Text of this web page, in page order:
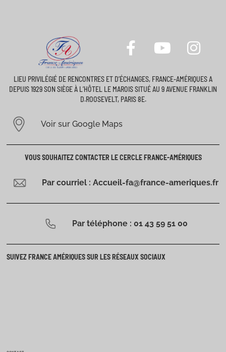
LIEU PRIVILÉGIÉ DE RENCONTRES ET D’ÉCHANGES, FRANCE-AMÉRIQUES A
DEPUIS 1929 SON SIÈGE À L’HÔTEL LE MAROIS SITUÉ AU 9 AVENUE FRANKLIN
D.ROOSEVELT, PARIS 8E.
Voir sur Google Maps
VOUS SOUHAITEZ CONTACTER LE CERCLE FRANCE-AMÉRIQUES
Par courriel : Accueil-fa@france-ameriques.fr
Par téléphone : 01 43 59 51 00
SUIVEZ FRANCE AMÉRIQUES SUR LES RÉSEAUX SOCIAUX